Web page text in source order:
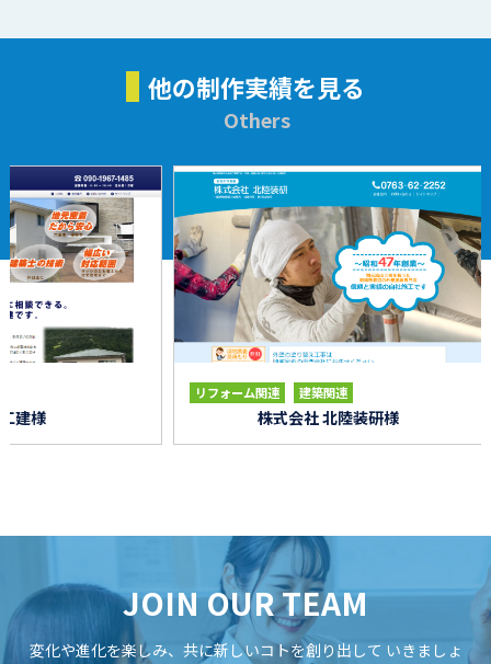
他の制作実績を見る
Others
建築関連
株式会社 北陸装研様
JOIN OUR TEAM
変化や進化を楽しみ、共に新しいコトを創り出して いきましょ